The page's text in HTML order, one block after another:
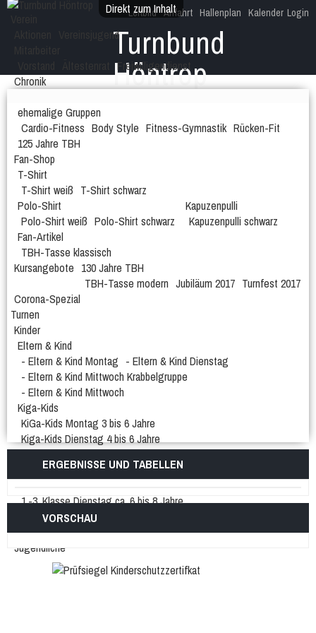
Direkt zum Inhalt Login
Leitbild Anfahrt Hallenplan Kalender
Turnbund
Höntrop
Vereinsjugend
Freiwilligendienst
Chronik
ehemalige Gruppen
Cardio-Fitness Body Style Fitness-Gymnastik Rücken-Fit
125 Jahre TBH
Fan-Shop
T-Shirt
T-Shirt weiß T-Shirt schwarz
Polo-Shirt
Polo-Shirt weiß Polo-Shirt schwarz
Kapuzenpulli
Kapuzenpulli schwarz
Fan-Artikel
TBH-Tasse klassisch
Kursangebote 130 Jahre TBH
TBH-Tasse modern Jubiläum 2017 Turnfest 2017
Corona-Spezial
Turnen
Kinder
Eltern & Kind
- Eltern & Kind Montag - Eltern & Kind Dienstag
- Eltern & Kind Mittwoch Krabbelgruppe
- Eltern & Kind Mittwoch
Kiga-Kids
KiGa-Kids Montag 3 bis 6 Jahre
Kiga-Kids Dienstag 4 bis 6 Jahre
Kiga-Kids Mittwoch 3 bis 4 Jahre
Kiga-Kids Mittwoch 5 bis 6 Jahre
1.-3. Klasse Dienstag ca. 6 bis 8 Jahre
4.-6. Klasse Donnerstag ca. 8 bis 12 Jahre
1.-2. Klasse Freitag ca. 6 bis 8 Jahre
Jugendliche
Männer und Frauen
Frauengymnastik
ERGEBNISSE UND TABELLEN
VORSCHAU